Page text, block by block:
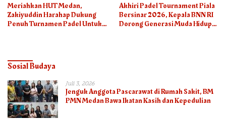
Meriahkan HUT Medan,
Zakiyuddin Harahap Dukung
Penuh Turnamen Padel Untuk
Akhiri Padel Tournament Piala
Bersinar 2026, Kepala BNN RI
Dorong Generasi Muda Hidup
Sosial Budaya
Juli 3, 2026
Jenguk Anggota Pascarawat di Rumah Sakit, BM
PMN Medan Bawa Ikatan Kasih dan Kepedulian